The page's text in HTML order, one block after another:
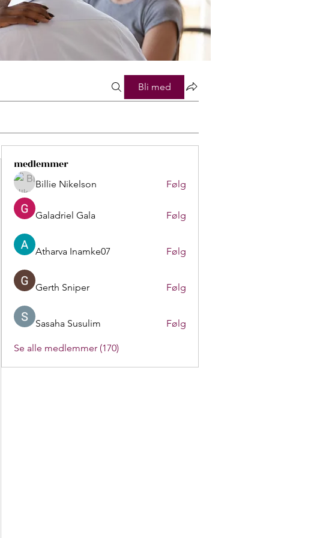
Bli med
medlemmer
Billie Nikelson Følg
Galadriel Gala Følg
Atharva Inamke07 Følg
Gerth Sniper Følg
Sasaha Susulim Følg
Se alle medlemmer (170)